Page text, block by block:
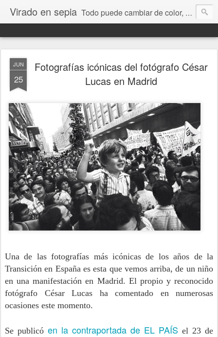
Virado en sepia Todo puede cambiar de color, depende de nosotros y de nuestra capacidad para aprender a mirar. Hablamos de sociedad, economía, empresa, política, RRHH, formación. De Historia reciente, de educación y de temas sociales.
JUN
25
Fotografías icónicas del fotógrafo César
Lucas en Madrid
Una de las fotografías más icónicas de los años de la
Transición en España es esta que vemos arriba, de un niño
en una manifestación en Madrid. El propio y reconocido
fotógrafo César Lucas ha comentado en numerosas
ocasiones este momento.
Se publicó en la contraportada de EL PAÍS el 23 de